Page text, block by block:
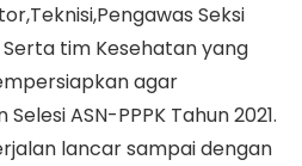
Seksi
tim Kesehatan yang
agar
ASN-PPPK Tahun 2021.
lancar sampai dengan